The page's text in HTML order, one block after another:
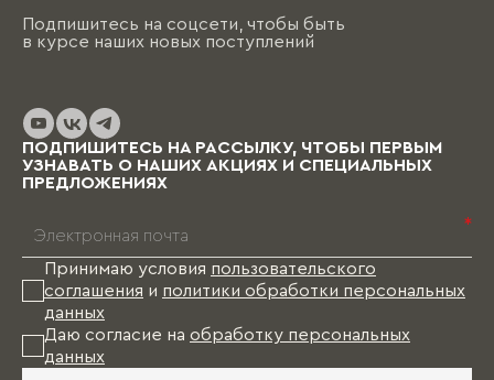
Подпишитесь на соцсети, чтобы быть
в курсе наших новых поступлений
ПОДПИШИТЕСЬ НА РАССЫЛКУ, ЧТОБЫ ПЕРВЫМ
УЗНАВАТЬ О НАШИХ АКЦИЯХ И СПЕЦИАЛЬНЫХ
ПРЕДЛОЖЕНИЯХ
*
Принимаю условия пользовательского
соглашения и политики обработки персональных
данных
Даю согласие на обработку персональных
данных